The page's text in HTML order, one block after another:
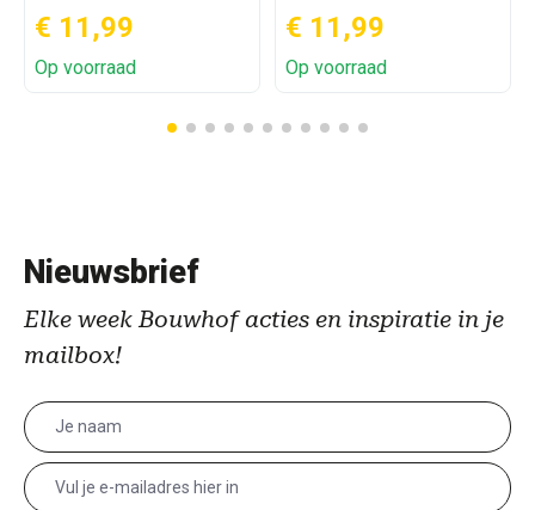
€ 11,99
Op voorraad
€ 11,99
Op voorraad
Nieuwsbrief
Elke week Bouwhof acties en inspiratie in je
mailbox!